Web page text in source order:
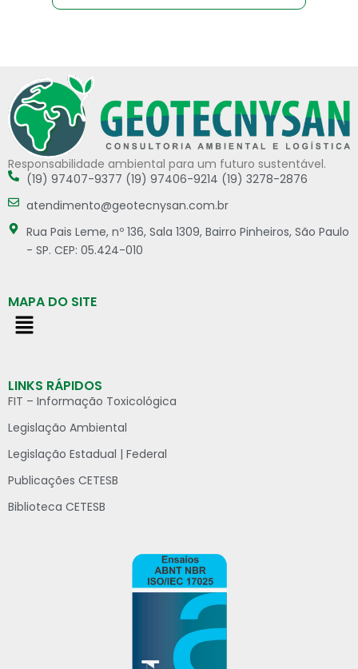
Responsabilidade ambiental para um futuro sustentável.
(19) 97407-9377 (19) 97406-9214 (19) 3278-2876
atendimento@geotecnysan.com.br
Rua Pais Leme, nº 136, Sala 1309, Bairro Pinheiros, São Paulo
- SP. CEP: 05.424-010
MAPA DO SITE
LINKS RÁPIDOS
FIT – Informação Toxicológica
Legislação Ambiental
Legislação Estadual | Federal
Publicações CETESB
Biblioteca CETESB